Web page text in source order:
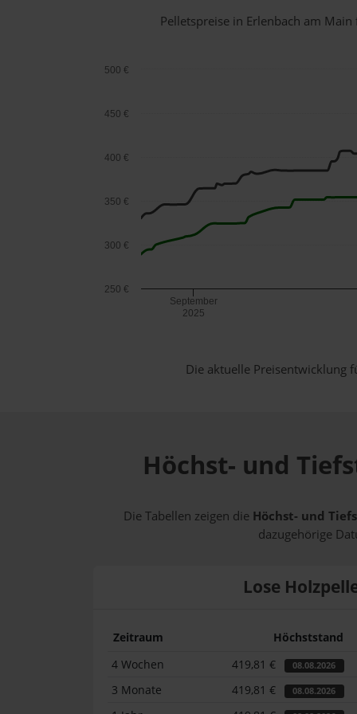
Pelletspreise in Erlenbach am
September
2025
250 €
300 €
350 €
400 €
450 €
500 €
Die aktuelle Preisentwicklung
Höchst- und
Die Tabellen zeigen die Höchst- und
dazugehörige
Lose
Zeitraum Höchststand
4 Wochen
419,81 € 08.08.2026
3 Monate 419,81 € 08.08.2026